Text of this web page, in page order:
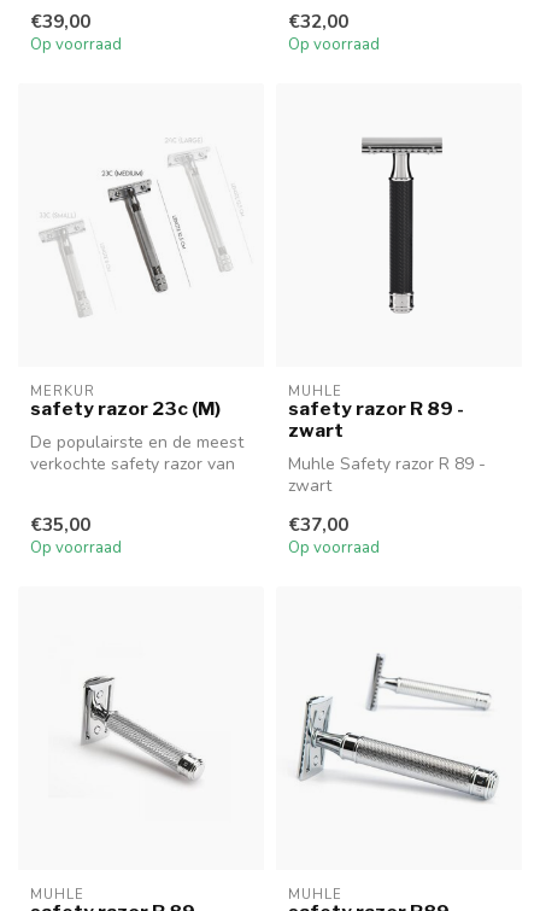
van he...
€39,00
Op voorraad
€32,00
Op voorraad
MERKUR
safety razor 23c (M)
De populairste en de meest
verkochte safety razor van
€35,00
Op voorraad
MUHLE
safety razor R 89 -
zwart
Muhle Safety razor R 89 -
zwart
€37,00
Op voorraad
MUHLE MUHLE